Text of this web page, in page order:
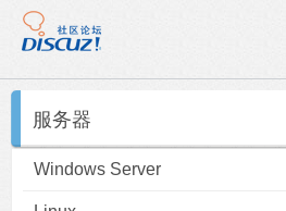
服务器
Windows Server